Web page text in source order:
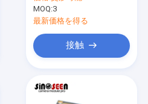
MOQ:3
最新価格を得る
接触